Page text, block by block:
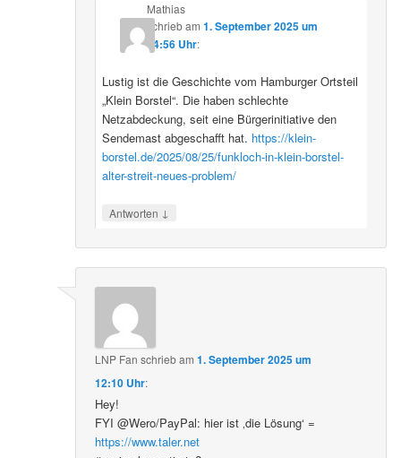
Mathias
schriebam 1. September 2025 um
14:56 Uhr:
Lustig ist die Geschichte vom Hamburger Ortsteil
„Klein Borstel“. Die haben schlechte
Netzabdeckung, seit eine Bürgerinitiative den
Sendemast abgeschafft hat. https://klein-
borstel.de/2025/08/25/funkloch-in-klein-borstel-
alter-streit-neues-problem/
Antworten ↓
LNP Fan schriebam1. September 2025 um
12:10 Uhr:
Hey!
FYI @Wero/PayPal: hier ist ‚die Lösung‘ =
https://www.taler.net